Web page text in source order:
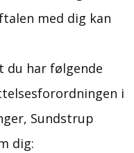
med dig kan
du har følgende
i
​Sundstrup
dig: